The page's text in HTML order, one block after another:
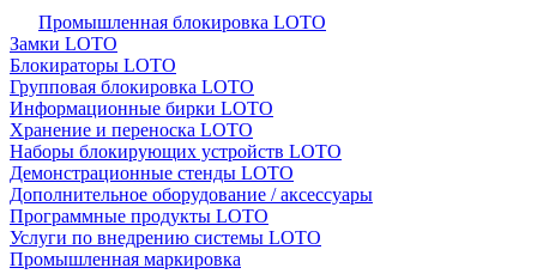
Промышленная блокировка LOTO
Замки LOTO
Блокираторы LOTO
Групповая блокировка LOTO
Информационные бирки LOTO
Хранение и переноска LOTO
Наборы блокирующих устройств LOTO
Демонстрационные стенды LOTO
Дополнительное оборудование / аксессуары
Программные продукты LOTO
Услуги по внедрению системы LOTO
Промышленная маркировка